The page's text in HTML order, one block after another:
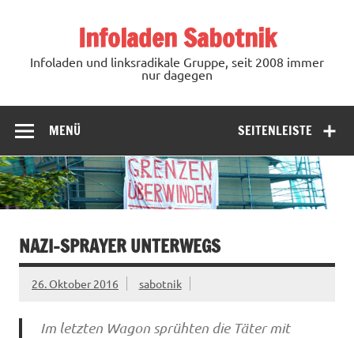
Infoladen Sabotnik
Infoladen und linksradikale Gruppe, seit 2008 immer
nur dagegen
SEITENLEISTE
MENÜ
NAZI-SPRAYER UNTERWEGS
26. Oktober 2016 sabotnik
Im letzten Wagon sprühten die Täter mit